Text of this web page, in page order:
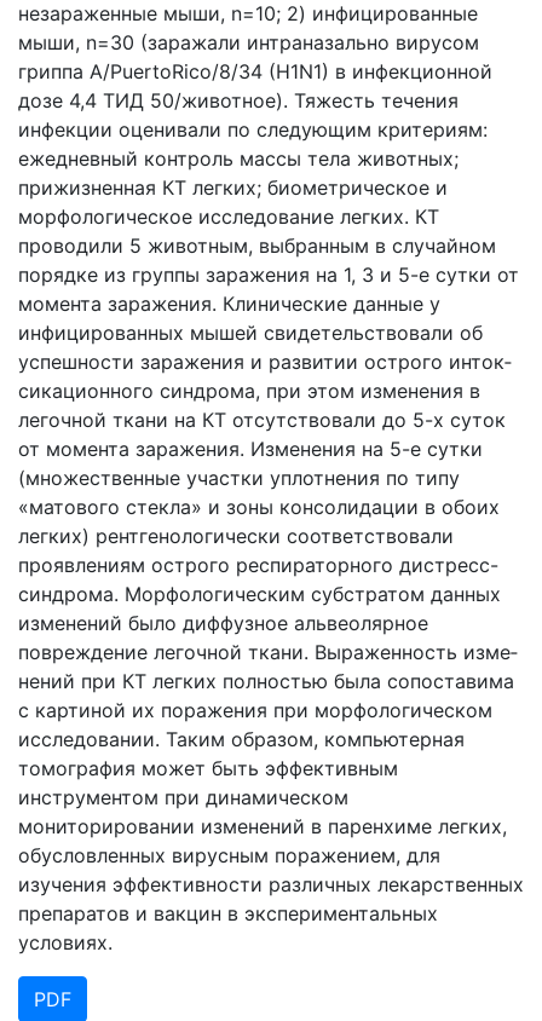
незараженные мыши, n=10; 2) ин­фицированные
мыши, n=30 (заражали интраназально вирусом
гриппа А/PuertoRico/8/34 (H1N1) в инфекци­онной
дозе 4,4 ТИД 50/животное). Тяжесть течения
инфекции оценивали по следующим критериям:
еже­дневный контроль массы тела животных;
прижизнен­ная КТ легких; биометрическое и
морфологическое исследование легких. КТ
проводили 5 животным, вы­бранным в случайном
порядке из группы заражения на 1, 3 и 5-е сутки от
момента заражения. Клинические данные у
инфицированных мышей свидетельствовали об
успешности заражения и развитии острого инток­
сикационного синдрома, при этом изменения в
легоч­ной ткани на КТ отсутствовали до 5-х суток
от момента заражения. Изменения на 5-е сутки
(множественные участки уплотнения по типу
«матового стекла» и зоны консолидации в обоих
легких) рентгенологически соответствовали
проявлениям острого респираторного дистресс-
синдрома. Морфологическим субстратом данных
изменений было диффузное альвеолярное
повреждение легочной ткани. Выраженность изме­
нений при КТ легких полностью была сопоставима
с картиной их поражения при морфологическом
иссле­довании. Таким образом, компьютерная
томография может быть эффективным
инструментом при дина­мическом
мониторировании изменений в паренхиме легких,
обусловленных вирусным поражением, для
изучения эффективности различных лекарственных
препаратов и вакцин в экспериментальных
условиях.
PDF